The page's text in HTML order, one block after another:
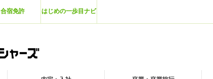
合宿免許 はじめの一歩目ナビ